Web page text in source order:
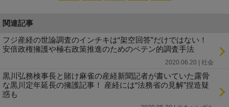
関連記事
フジ産経の世論調査のインチキは“架空回答”だけではない！
安倍政権擁護や極右政策推進のためのペテン的調査手法
2020.06.20 | 社会
黒川弘務検事長と賭け麻雀の産経新聞記者が書いていた露骨
な黒川定年延長の擁護記事！ 産経には“法務省の見解”捏造疑
惑も